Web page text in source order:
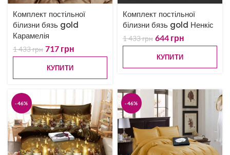
Комплект постільної
білизни бязь gold
Карамелія
1 433грн 717 грн
КУПИТИ
Комплект постільної
білизни бязь gold Ненкіс
1 433грн 644 грн
КУПИТИ
-46% -46%